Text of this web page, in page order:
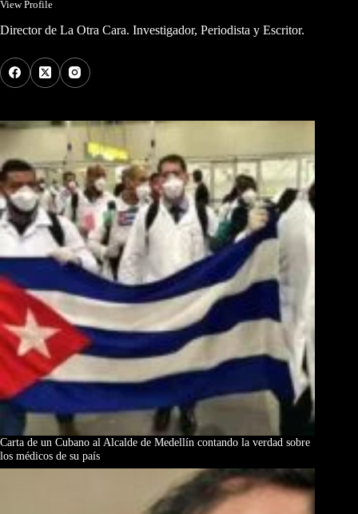
View Profile
Director de La Otra Cara. Investigador, Periodista y Escritor.
Carta de un Cubano al Alcalde de Medellín contando la verdad sobre
los médicos de su país